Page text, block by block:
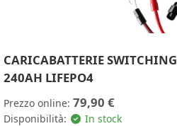
CARICABATTERIE
240AH LIFEPO4
Prezzo online: 79,90 €
Disponibilità: In stock